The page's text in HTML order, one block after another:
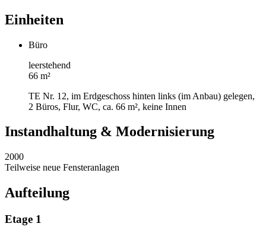
Einheiten
Büro
leerstehend
66 m²
TE Nr. 12, im Erdgeschoss hinten links (im Anbau) gelegen,
2 Büros, Flur, WC, ca. 66 m², keine Innen
Instandhaltung & Modernisierung
2000
Teilweise neue Fensteranlagen
Aufteilung
Etage 1